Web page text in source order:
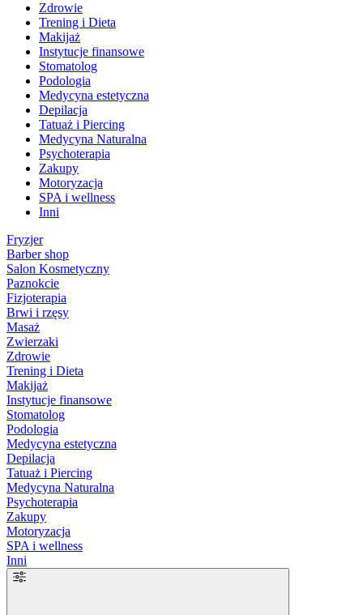
Zdrowie
Trening i Dieta
Makijaż
Instytucje finansowe
Stomatolog
Podologia
Medycyna estetyczna
Depilacja
Tatuaż i Piercing
Medycyna Naturalna
Psychoterapia
Zakupy
Motoryzacja
SPA i wellness
Inni
Fryzjer
Barber shop
Salon Kosmetyczny
Paznokcie
Fizjoterapia
Brwi i rzęsy
Masaż
Zwierzaki
Zdrowie
Trening i Dieta
Makijaż
Instytucje finansowe
Stomatolog
Podologia
Medycyna estetyczna
Depilacja
Tatuaż i Piercing
Medycyna Naturalna
Psychoterapia
Zakupy
Motoryzacja
SPA i wellness
Inni